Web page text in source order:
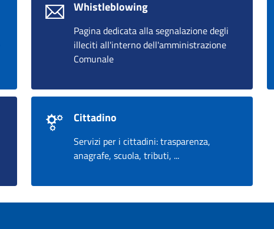
Whistleblowing
Pagina dedicata alla segnalazione degli
illeciti all'interno dell'amministrazione
Comunale
Cittadino
Servizi per i cittadini: trasparenza,
anagrafe, scuola, tributi, ...